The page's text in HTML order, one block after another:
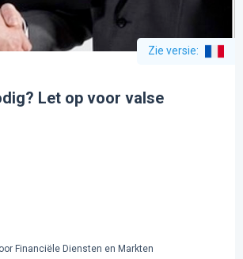
Zie versie:
Let op voor valse
Financiële Diensten en Markten